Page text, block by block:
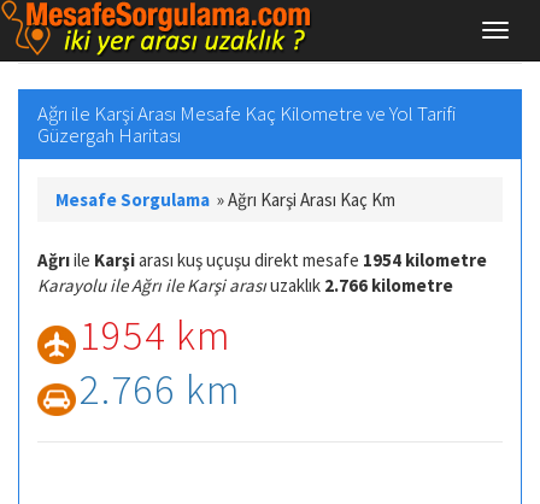
Ağrı ile Karşi Arası Mesafe Kaç Kilometre ve Yol Tarifi
Güzergah Haritası
Mesafe Sorgulama »Ağrı Karşi Arası Kaç Km
Ağrıile Karşiarası kuş uçuşu direkt mesafe 1954 kilometre
Karayolu ile Ağrı ile Karşi arasıuzaklık 2.766 kilometre
1954 km
2.766 km